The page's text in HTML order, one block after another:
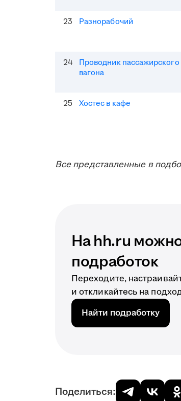
23 Разнорабочий
24
Проводник пассажирского
вагона
25 Хостес в кафе
Все представленные в
На hh.ru
подработок
Переходите,
и откликайтесь на
Найти подработку
Поделиться: